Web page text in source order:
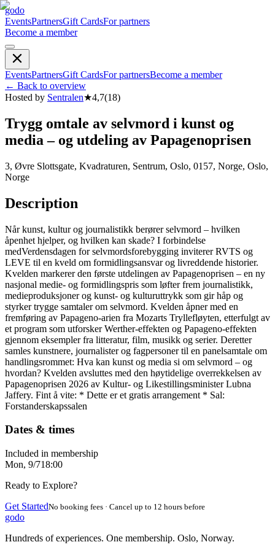
godo
EventsPartnersGift CardsFor partners
Become a member
EventsPartnersGift CardsFor partnersBecome a member
← Back to overview
Hosted by Sentralen★4,7(18)
Trygg omtale av selvmord i kunst og
media – og utdeling av Papagenoprisen
3, Øvre Slottsgate, Kvadraturen, Sentrum, Oslo, 0157, Norge, Oslo,
Norge
Description
Når kunst, kultur og journalistikk berører selvmord – hvilken
åpenhet hjelper, og hvilken kan skade? I forbindelse
medVerdensdagen for selvmordsforebygging inviterer RVTS og
LEVE til en kveld om formidlingsansvar og livreddende historier.
Kvelden markerer den første utdelingen av Papagenoprisen – en ny
nasjonal medie- og formidlingspris som løfter frem journalistikk,
medieproduksjoner og kunst- og kulturuttrykk som gir håp og
styrker trygge samtaler om selvmord. Kvelden åpner med en
fremføring av Papageno-arien fra Mozarts Tryllefløyten, etterfulgt av
et program som utforsker Werther-effekten og Papageno-effekten
gjennom eksempler fra litteratur, film, musikk og serier. Deretter
samles kunstnere, journalister og fagpersoner til en panelsamtale om
handlingsrommet: Hva kan kunst og media si om selvmord – og
hvordan? Kvelden avsluttes med den høytidelige overrekkelsen av
Papagenoprisen 2026 av Kultur- og Likestillingsminister Lubna
Jaffery. Fint å vite: * Dette er et gratis arrangement * Sal:
Forstanderskapssalen
Dates & times
Included in membership
Mon, 9/718:00
Ready to Explore?
Get StartedNo booking fees · Cancel up to 12 hours before
godo
Hundreds of experiences. One membership. Oslo, Norway.